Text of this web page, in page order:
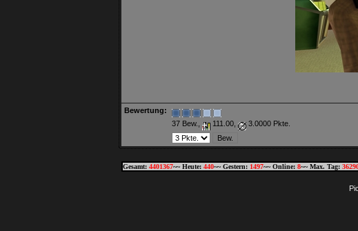
Bewertung:
37 Bew.,
111.00, 3.0000 Pkte.
Gesamt: 4401367~~ Heute: 440~~ Gestern: 1497~~ Online: 8~~ Max. Tag: